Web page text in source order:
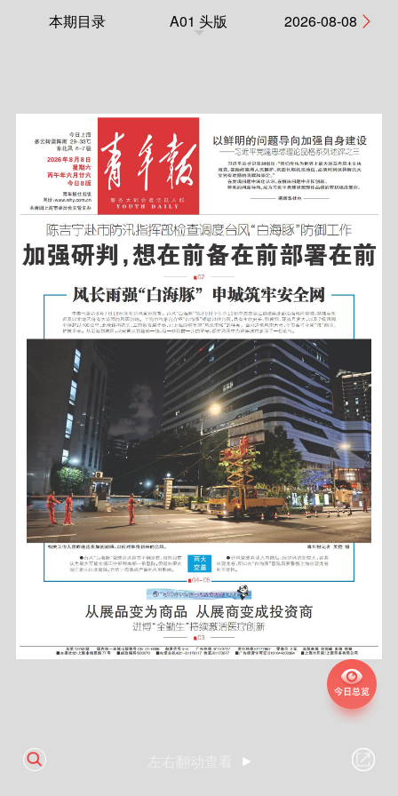
本期目录 A01 头版 2026-08-08